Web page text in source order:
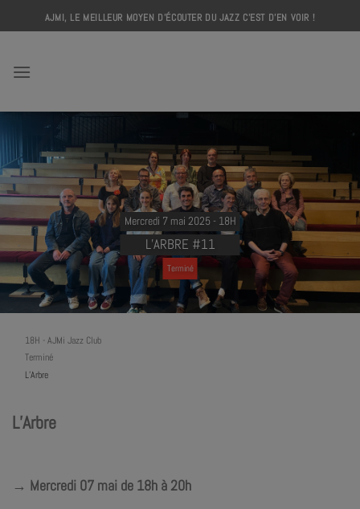
to
AJMI, LE MEILLEUR MOYEN D'ÉCOUTER DU JAZZ C'EST D'EN VOIR !
Mercredi 7 mai 2025 - 18H
L’ARBRE #11
Terminé
18H - AJMi Jazz Club
Terminé
L’Arbre
L’Arbre
→ Mercredi 07 mai de 18h à 20h